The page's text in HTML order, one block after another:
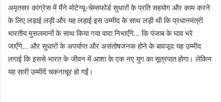
अमृतसर कांग्रेस में मैंने मोटेग्यू-चेम्सफोर्ड सुधारों के प्रति सहयोग और काम करने
के लिए लड़ाई लड़ी और यह लड़ाई इस उम्मीद के साथ लड़ी थी कि प्रधानमंत्री
भारतीय मुसलमानों के साथ किया गया वादा निभाएँगे… कि पंजाब के घाव भरे
जाएँगे… और सुधारों के अपर्याप्त और असंतोषजनक होने के बावजूद यह उम्मीद
लगाई कि इससे भारत के जीवन में आशा के एक नए युग का सूत्रपात होगा। लेकिन
यह सारी उम्मीदें चकनाचूर हो गईं।